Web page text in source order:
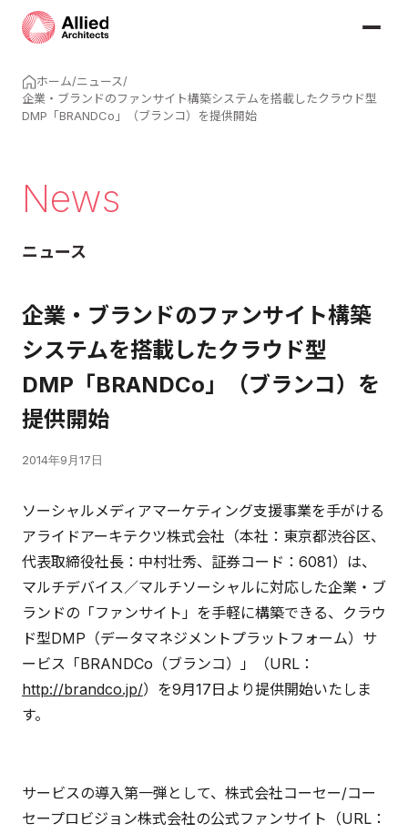
ホーム/ニュース/
企業・ブランドのファンサイト構築システムを搭載したクラウド型
DMP「BRANDCo」（ブランコ）を提供開始
News
ニュース
企業・ブランドのファンサイト構築
システムを搭載したクラウド型
DMP「BRANDCo」（ブランコ）を
提供開始
2014年9月17日
ソーシャルメディアマーケティング支援事業を手がける
アライドアーキテクツ株式会社（本社：東京都渋谷区、
代表取締役社長：中村壮秀、証券コード：6081）は、
マルチデバイス／マルチソーシャルに対応した企業・ブ
ランドの「ファンサイト」を手軽に構築できる、クラウ
ド型DMP（データマネジメントプラットフォーム）サ
ービス「BRANDCo（ブランコ）」（URL：
http://brandco.jp/）を9月17日より提供開始いたしま
す。
サービスの導入第一弾として、株式会社コーセー/コー
セープロビジョン株式会社の公式ファンサイト（URL：